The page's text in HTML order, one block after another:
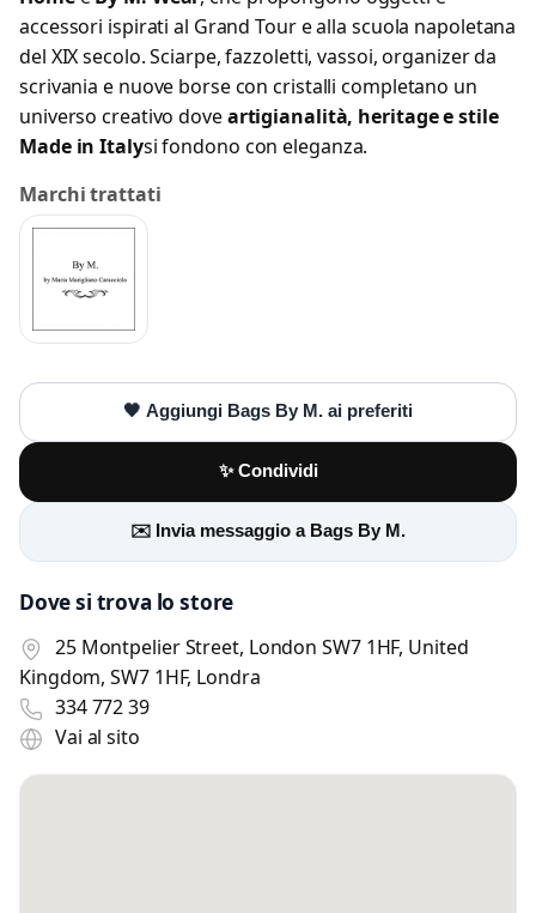
accessori ispirati al Grand Tour e alla scuola napoletana
del XIX secolo. Sciarpe, fazzoletti, vassoi, organizer da
scrivania e nuove borse con cristalli completano un
universo creativo doveartigianalità, heritage e stile
Made in Italysi fondono con eleganza.
Marchi trattati
🖤 Aggiungi Bags By M. ai preferiti
✨ Condividi
✉️ Invia messaggio a Bags By M.
Dove si trova lo store
25 Montpelier Street, London SW7 1HF, United
Kingdom, SW7 1HF, Londra
334 772 39
Vai al sito
Scrivi a Bags By M.
Invia un messaggio diretto al negozio